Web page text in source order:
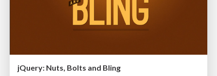
jQuery: Nuts, Bolts and Bling